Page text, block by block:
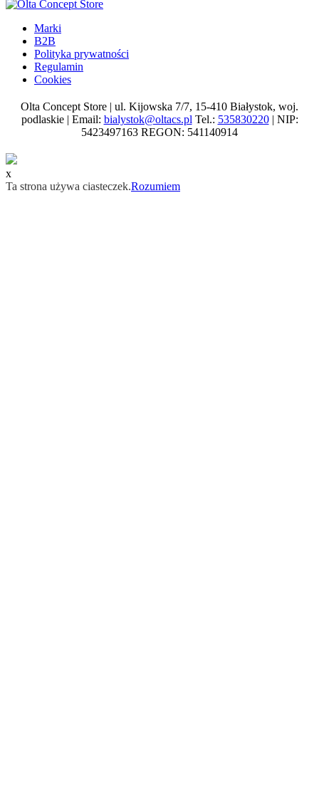
Marki
B2B
Polityka prywatności
Regulamin
Cookies
Olta Concept Store | ul. Kijowska 7/7, 15-410 Białystok, woj.
podlaskie | Email: bialystok@oltacs.pl Tel.: 535830220| NIP:
5423497163 REGON: 541140914
x
Ta strona używa ciasteczek.Rozumiem